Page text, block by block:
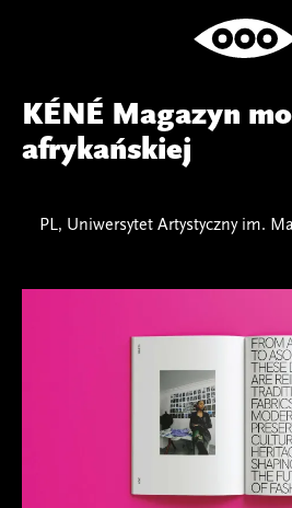
KÉNÉ Magazyn
afrykańskiej
PL, Uniwersytet Artystyczny im.